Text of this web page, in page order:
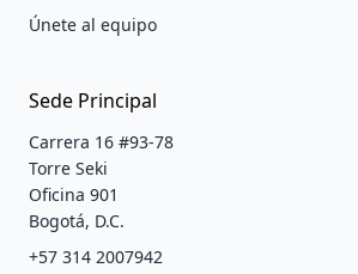
Únete al equipo
Sede Principal
Carrera 16 #93-78
Torre Seki
Oficina 901
Bogotá, D.C.
+57 314 2007942